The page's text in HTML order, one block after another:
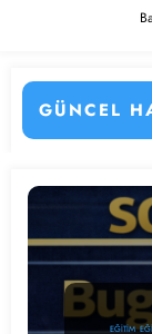
GÜNCEL
Personel Alımı
EĞITIM